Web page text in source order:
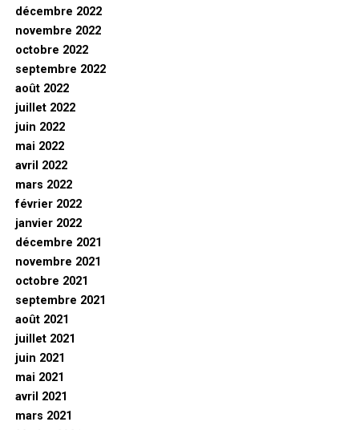
décembre 2022
novembre 2022
octobre 2022
septembre 2022
août 2022
juillet 2022
juin 2022
mai 2022
avril 2022
mars 2022
février 2022
janvier 2022
décembre 2021
novembre 2021
octobre 2021
septembre 2021
août 2021
juillet 2021
juin 2021
mai 2021
avril 2021
mars 2021